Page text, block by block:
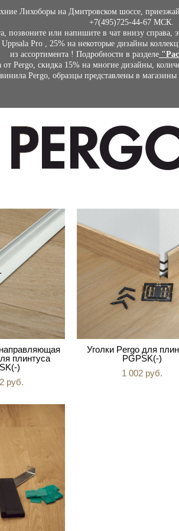
Лихоборы на Дмитровском шоссе,
+7(495)725-44-67 МСК.
позвоните или напишите в чат внизу справа,
Pro , 25% на некоторые дизайны
из ассортимента ! Подробности в разделе
от Pergo, скидка 15% на многие дизайны,
Pergo, образцы представлены в
плинтуса
)
pуб.
Уголки Pergo для
PGPSK(-)
1 002 pуб.